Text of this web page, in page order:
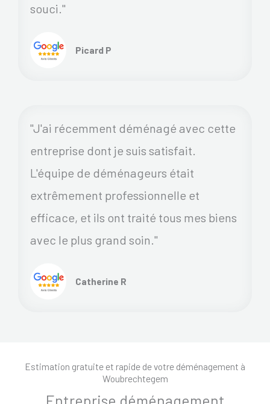
souci."
Picard P
"J'ai récemment déménagé avec cette
entreprise dont je suis satisfait.
L'équipe de déménageurs était
extrêmement professionnelle et
efficace, et ils ont traité tous mes biens
avec le plus grand soin."
Catherine R
Estimation gratuite et rapide de votre déménagement à
Woubrechtegem
Entreprise déménagement